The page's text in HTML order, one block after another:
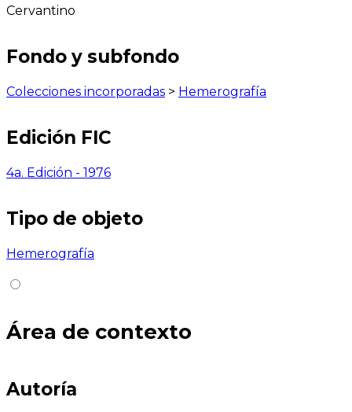
Cervantino
Fondo y subfondo
Colecciones incorporadas > Hemerografía
Edición FIC
4a. Edición - 1976
Tipo de objeto
Hemerografía
Área de contexto
Autoría